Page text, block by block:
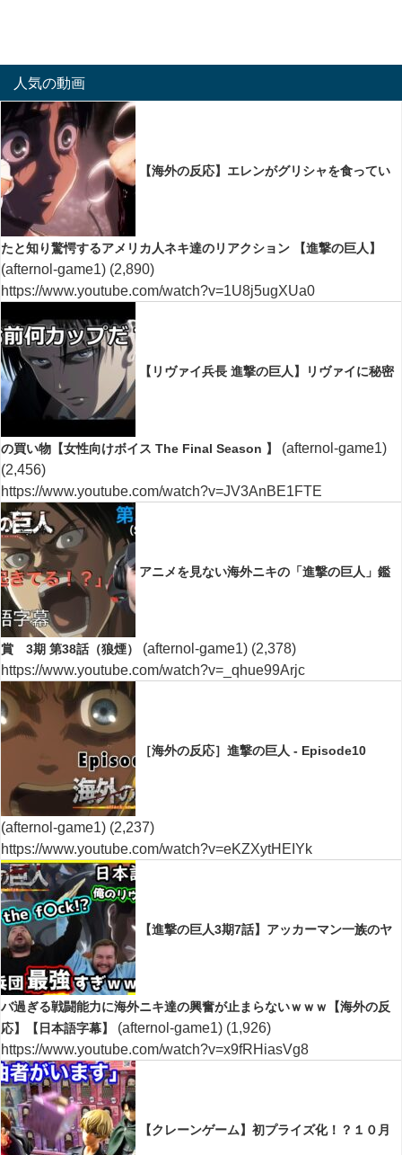
人気の動画
【海外の反応】エレンがグリシャを食ってい
たと知り驚愕するアメリカ人ネキ達のリアクション 【進撃の巨人】
(afternol-game1) (2,890)
https://www.youtube.com/watch?v=1U8j5ugXUa0
【リヴァイ兵長 進撃の巨人】リヴァイに秘密
の買い物【女性向けボイス The Final Season 】
(afternol-game1)
(2,456)
https://www.youtube.com/watch?v=JV3AnBE1FTE
アニメを見ない海外ニキの「進撃の巨人」鑑
賞 3期 第38話（狼煙） (afternol-game1) (2,378)
https://www.youtube.com/watch?v=_qhue99Arjc
［海外の反応］進撃の巨人 - Episode10
(afternol-game1) (2,237)
https://www.youtube.com/watch?v=eKZXytHEIYk
【進撃の巨人3期7話】アッカーマン一族のヤ
バ過ぎる戦闘能力に海外ニキ達の興奮が止まらないｗｗｗ【海外の反
応】【日本語字幕】
(afternol-game1) (1,926)
https://www.youtube.com/watch?v=x9fRHiasVg8
【クレーンゲーム】初プライズ化！？１０月